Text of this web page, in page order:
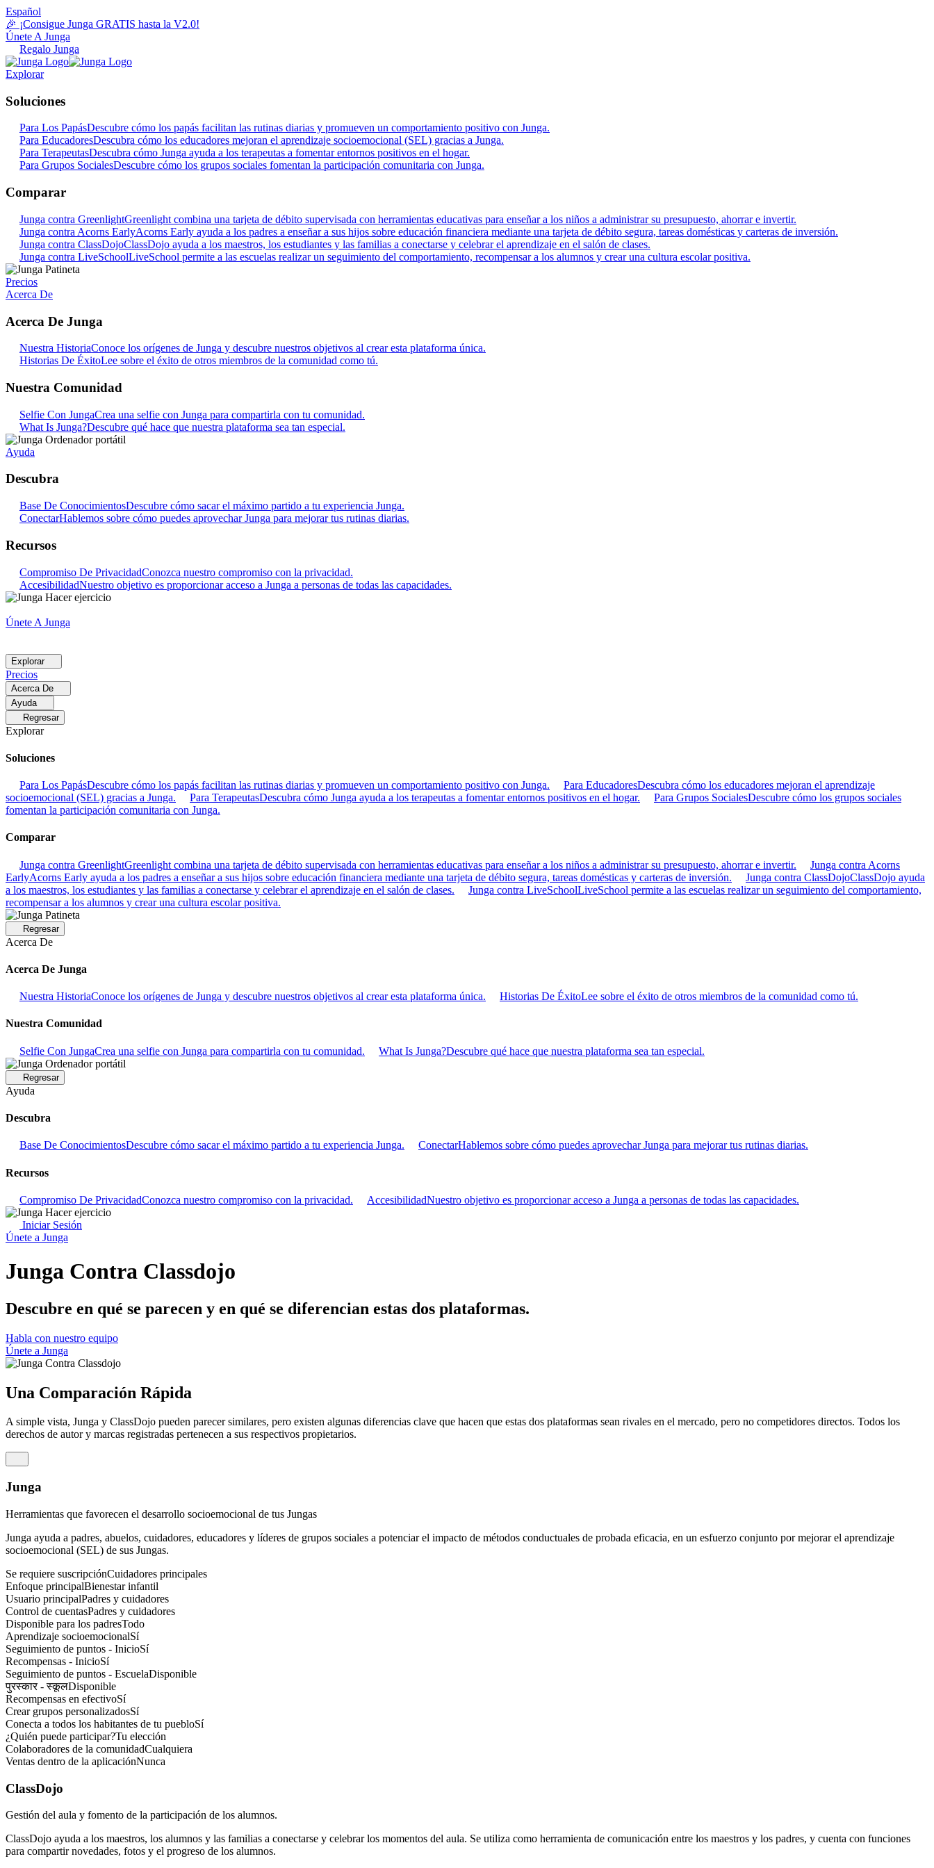
Español
🎉 ¡Consigue Junga GRATIS hasta la V2.0!
Únete A Junga
Regalo Junga
Explorar
Soluciones
Para Los PapásDescubre cómo los papás facilitan las rutinas diarias y promueven un comportamiento positivo con Junga.
Para EducadoresDescubra cómo los educadores mejoran el aprendizaje socioemocional (SEL) gracias a Junga.
Para TerapeutasDescubra cómo Junga ayuda a los terapeutas a fomentar entornos positivos en el hogar.
Para Grupos SocialesDescubre cómo los grupos sociales fomentan la participación comunitaria con Junga.
Comparar
Junga contra GreenlightGreenlight combina una tarjeta de débito supervisada con herramientas educativas para enseñar a los niños a administrar su presupuesto, ahorrar e invertir.
Junga contra Acorns EarlyAcorns Early ayuda a los padres a enseñar a sus hijos sobre educación financiera mediante una tarjeta de débito segura, tareas domésticas y carteras de inversión.
Junga contra ClassDojoClassDojo ayuda a los maestros, los estudiantes y las familias a conectarse y celebrar el aprendizaje en el salón de clases.
Junga contra LiveSchoolLiveSchool permite a las escuelas realizar un seguimiento del comportamiento, recompensar a los alumnos y crear una cultura escolar positiva.
Precios
Acerca De
Acerca De Junga
Nuestra HistoriaConoce los orígenes de Junga y descubre nuestros objetivos al crear esta plataforma única.
Historias De ÉxitoLee sobre el éxito de otros miembros de la comunidad como tú.
Nuestra Comunidad
Selfie Con JungaCrea una selfie con Junga para compartirla con tu comunidad.
What Is Junga?Descubre qué hace que nuestra plataforma sea tan especial.
Ayuda
Descubra
Base De ConocimientosDescubre cómo sacar el máximo partido a tu experiencia Junga.
ConectarHablemos sobre cómo puedes aprovechar Junga para mejorar tus rutinas diarias.
Recursos
Compromiso De PrivacidadConozca nuestro compromiso con la privacidad.
AccesibilidadNuestro objetivo es proporcionar acceso a Junga a personas de todas las capacidades.
Únete A Junga
Explorar
Precios
Acerca De
Ayuda
Regresar
Explorar
Soluciones
Para Los PapásDescubre cómo los papás facilitan las rutinas diarias y promueven un comportamiento positivo con Junga. Para EducadoresDescubra cómo los educadores mejoran el aprendizaje
socioemocional (SEL) gracias a Junga.
Para TerapeutasDescubra cómo Junga ayuda a los terapeutas a fomentar entornos positivos en el hogar. Para Grupos SocialesDescubre cómo los grupos sociales
fomentan la participación comunitaria con Junga.
Comparar
Junga contra GreenlightGreenlight combina una tarjeta de débito supervisada con herramientas educativas para enseñar a los niños a administrar su presupuesto, ahorrar e invertir.
Junga contra Acorns
EarlyAcorns Early ayuda a los padres a enseñar a sus hijos sobre educación financiera mediante una tarjeta de débito segura, tareas domésticas y carteras de inversión. Junga contra ClassDojoClassDojo ayuda
a los maestros, los estudiantes y las familias a conectarse y celebrar el aprendizaje en el salón de clases.
Junga contra LiveSchoolLiveSchool permite a las escuelas realizar un seguimiento del comportamiento,
recompensar a los alumnos y crear una cultura escolar positiva.
Regresar
Acerca De
Acerca De Junga
Nuestra HistoriaConoce los orígenes de Junga y descubre nuestros objetivos al crear esta plataforma única. Historias De ÉxitoLee sobre el éxito de otros miembros de la comunidad como tú.
Nuestra Comunidad
Selfie Con JungaCrea una selfie con Junga para compartirla con tu comunidad. What Is Junga?Descubre qué hace que nuestra plataforma sea tan especial.
Regresar
Ayuda
Descubra
Base De ConocimientosDescubre cómo sacar el máximo partido a tu experiencia Junga. ConectarHablemos sobre cómo puedes aprovechar Junga para mejorar tus rutinas diarias.
Recursos
Compromiso De PrivacidadConozca nuestro compromiso con la privacidad. AccesibilidadNuestro objetivo es proporcionar acceso a Junga a personas de todas las capacidades.
Iniciar Sesión
Únete a Junga
Junga Contra Classdojo
Descubre en qué se parecen y en qué se diferencian estas dos plataformas.
Habla con nuestro equipo
Únete a Junga
Una Comparación Rápida
A simple vista, Junga y ClassDojo pueden parecer similares, pero existen algunas diferencias clave que hacen que estas dos plataformas sean rivales en el mercado, pero no competidores directos. Todos los
derechos de autor y marcas registradas pertenecen a sus respectivos propietarios.
Junga
Herramientas que favorecen el desarrollo socioemocional de tus Jungas
Junga ayuda a padres, abuelos, cuidadores, educadores y líderes de grupos sociales a potenciar el impacto de métodos conductuales de probada eficacia, en un esfuerzo conjunto por mejorar el aprendizaje
socioemocional (SEL) de sus Jungas.
Se requiere suscripciónCuidadores principales
Enfoque principalBienestar infantil
Usuario principalPadres y cuidadores
Control de cuentasPadres y cuidadores
Disponible para los padresTodo
Aprendizaje socioemocionalSí
Seguimiento de puntos - InicioSí
Recompensas - InicioSí
Seguimiento de puntos - EscuelaDisponible
पुरस्कार - स्कूलDisponible
Recompensas en efectivoSí
Crear grupos personalizadosSí
Conecta a todos los habitantes de tu puebloSí
¿Quién puede participar?Tu elección
Colaboradores de la comunidadCualquiera
Ventas dentro de la aplicaciónNunca
ClassDojo
Gestión del aula y fomento de la participación de los alumnos.
ClassDojo ayuda a los maestros, los alumnos y las familias a conectarse y celebrar los momentos del aula. Se utiliza como herramienta de comunicación entre los maestros y los padres, y cuenta con funciones
para compartir novedades, fotos y el progreso de los alumnos.